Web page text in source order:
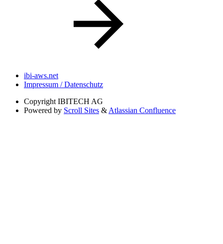
ibi-aws.net
Impressum / Datenschutz
Copyright IBITECH AG
Powered by Scroll Sites & Atlassian Confluence